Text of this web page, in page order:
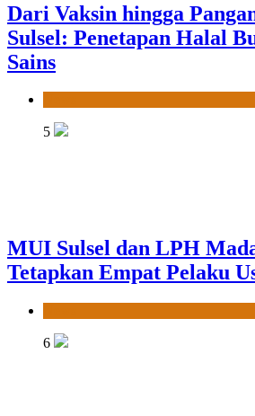
Dari Vaksin hingga
Sulsel: Penetapan Halal
Sains
5
MUI Sulsel dan LPH
Tetapkan Empat Pelaku
6